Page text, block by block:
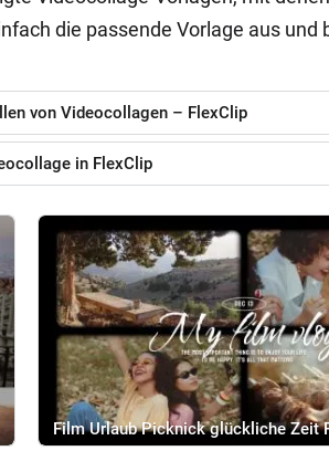
die passende Vorlage aus und
von Videocollagen – FlexClip
in FlexClip
Film Urlaub Picknick glückliche Zeit